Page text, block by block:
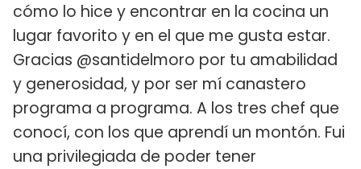
cómo lo hice y encontrar en la cocina un
lugar favorito y en el que me gusta estar.
Gracias @santidelmoro por tu amabilidad
y generosidad, y por ser mí canastero
programa a programa. A los tres chef que
conocí, con los que aprendí un montón. Fui
una privilegiada de poder tener